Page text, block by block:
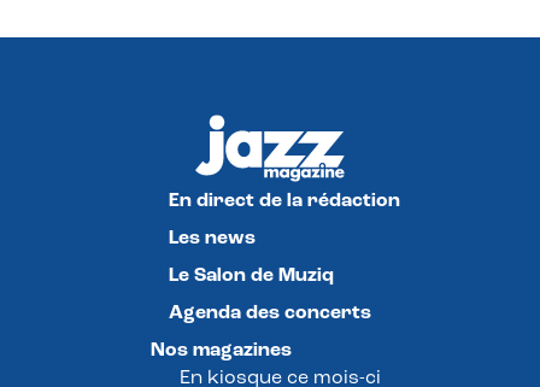
En direct de la rédaction
Les news
Le Salon de Muziq
Agenda des concerts
Nos magazines
En kiosque ce mois-ci